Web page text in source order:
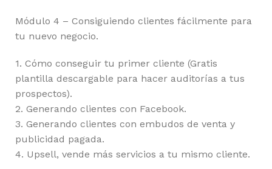
Módulo 4 – Consiguiendo clientes fácilmente para
tu nuevo negocio.
1. Cómo conseguir tu primer cliente (Gratis
plantilla descargable para hacer auditorías a tus
prospectos).
2. Generando clientes con Facebook.
3. Generando clientes con embudos de venta y
publicidad pagada.
4. Upsell, vende más servicios a tu mismo cliente.